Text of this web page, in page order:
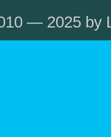
— 2025 by